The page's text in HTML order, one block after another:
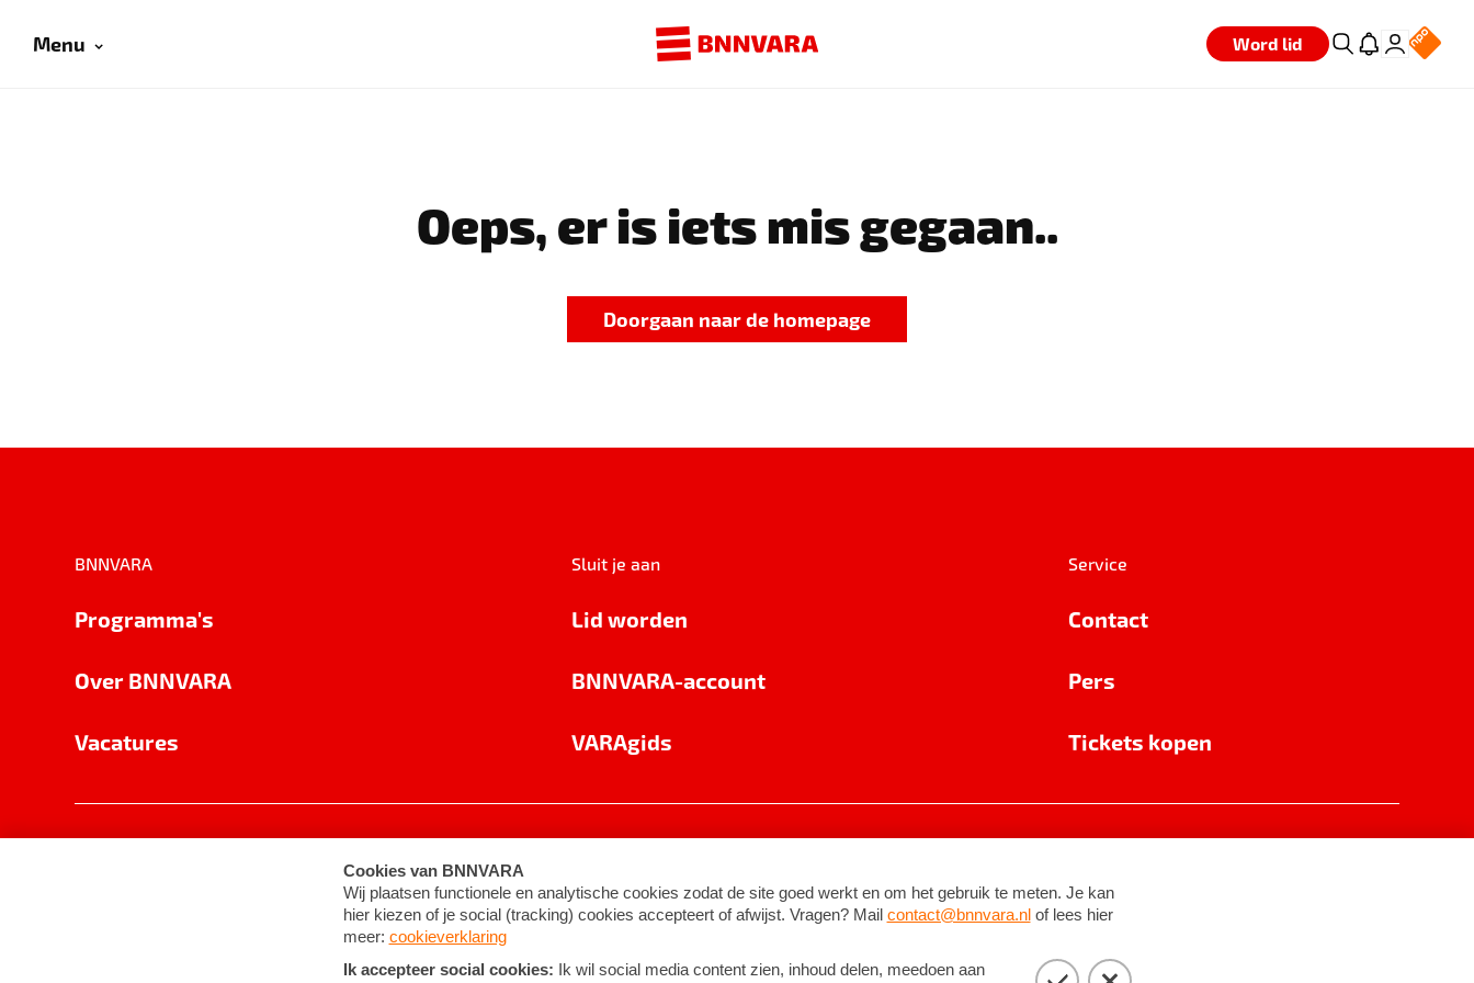
Menu Word lid
Oeps, er is iets mis gegaan..
Doorgaan naar de homepage
BNNVARA
Programma's
Over BNNVARA
Vacatures
Sluit je aan
Lid worden
BNNVARA-account
VARAgids
Service
Contact
Pers
Tickets kopen
Cookie-instellingen Algemene voorwaarden ©2026BNNVARA